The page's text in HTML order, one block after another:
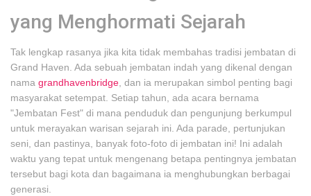
yang Menghormati Sejarah
Tak lengkap rasanya jika kita tidak membahas tradisi jembatan di
Grand Haven. Ada sebuah jembatan indah yang dikenal dengan
nama grandhavenbridge , dan ia merupakan simbol penting bagi
masyarakat setempat. Setiap tahun, ada acara bernama
"Jembatan Fest" di mana penduduk dan pengunjung berkumpul
untuk merayakan warisan sejarah ini. Ada parade, pertunjukan
seni, dan pastinya, banyak foto-foto di jembatan ini! Ini adalah
waktu yang tepat untuk mengenang betapa pentingnya jembatan
tersebut bagi kota dan bagaimana ia menghubungkan berbagai
generasi.